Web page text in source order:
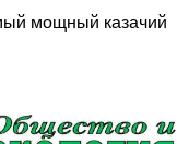
мощный казачий